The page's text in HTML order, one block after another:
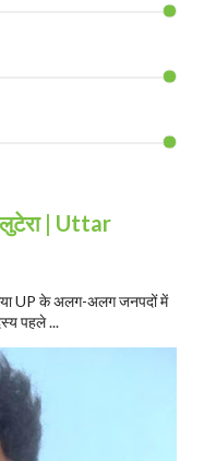
| Uttar
UP के अलग-अलग जनपदों में
पहले ...